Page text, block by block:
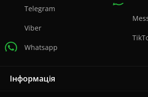
Telegram
Viber
Whatsapp
Інформація